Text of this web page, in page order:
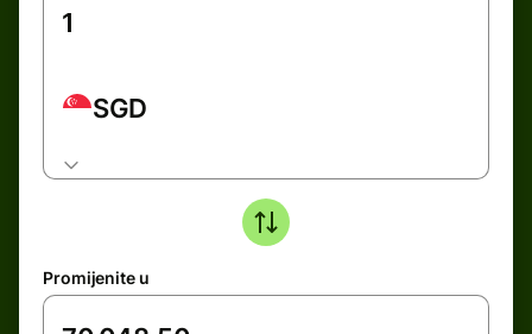
SGD
Promijenite u